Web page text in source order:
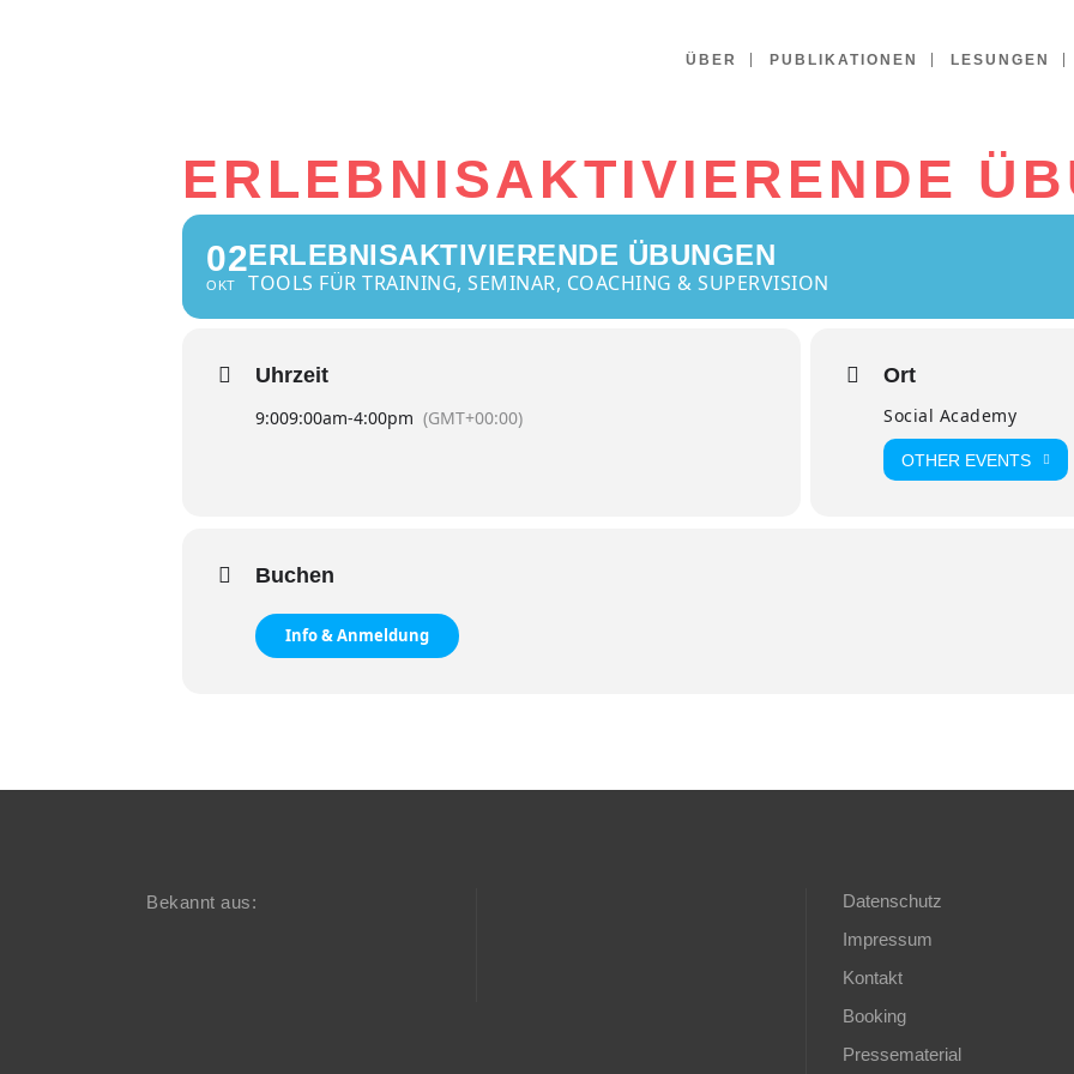
ÜBER PUBLIKATIONEN LESUNGEN
ERLEBNISAKTIVIERENDE
02
OKT
ERLEBNISAKTIVIERENDE ÜBUNGEN
TOOLS FÜR TRAINING, SEMINAR, COACHING & SUPERVISION
Uhrzeit
9:009:00am-4:00pm (GMT+00:00)
Ort
Social Academy
OTHER EVENTS
Buchen
Info & Anmeldung
Bekannt aus:
Datenschutz
Impressum
Kontakt
Booking
Pressematerial